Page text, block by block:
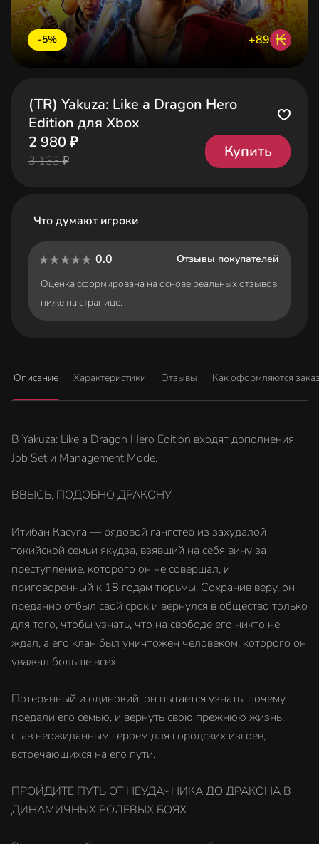
-5% +89 ₭
(TR) Yakuza: Like a Dragon Hero
Edition для Xbox
2 980 ₽
3 133 ₽
Купить
Что думают игроки
0.0
Отзывы покупателей
Оценка сформирована на основе реальных отзывов
ниже на странице.
Описание Характеристики Отзывы Как оформляются
В Yakuza: Like a Dragon Hero Edition входят дополнения
Job Set и Management Mode.
ВВЫСЬ, ПОДОБНО ДРАКОНУ
Итибан Касуга — рядовой гангстер из захудалой
токийской семьи якудза, взявший на себя вину за
преступление, которого он не совершал, и
приговоренный к 18 годам тюрьмы. Сохранив веру, он
преданно отбыл свой срок и вернулся в общество только
для того, чтобы узнать, что на свободе его никто не
ждал, а его клан был уничтожен человеком, которого он
уважал больше всех.
Потерянный и одинокий, он пытается узнать, почему
предали его семью, и вернуть свою прежнюю жизнь,
став неожиданным героем для городских изгоев,
встречающихся на его пути.
ПРОЙДИТЕ ПУТЬ ОТ НЕУДАЧНИКА ДО ДРАКОНА В
ДИНАМИЧНЫХ РОЛЕВЫХ БОЯХ